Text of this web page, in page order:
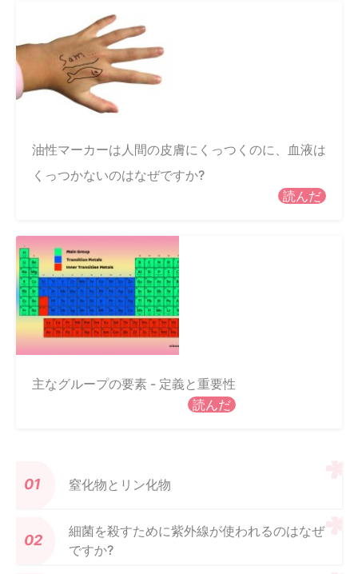
油性マーカーは人間の皮膚にくっつくのに、血液は
くっつかないのはなぜですか?
読んだ
主なグループの要素 - 定義と重要性
読んだ
窒化物とリン化物
細菌を殺すために紫外線が使われるのはなぜ
ですか?